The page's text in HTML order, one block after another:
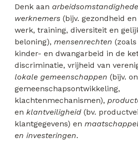
Denk aan
werknemers (bijv. gezondheid
werk, training, diversiteit en
beloning), mensenrechten
kinder- en dwangarbeid in de
discriminatie, vrijheid van
lokale gemeenschappen (bijv.
gemeenschapsontwikkeling,
klachtenmechanismen),
en klantveiligheid (bv.
klantgegevens) en
en investeringen.